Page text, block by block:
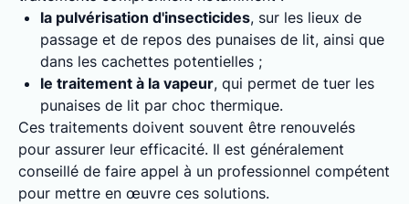
la pulvérisation d'insecticides, sur les lieux de
passage et de repos des punaises de lit, ainsi que
dans les cachettes potentielles ;
le traitement à la vapeur, qui permet de tuer les
punaises de lit par choc thermique.
Ces traitements doivent souvent être renouvelés
pour assurer leur efficacité. Il est généralement
conseillé de faire appel à un professionnel compétent
pour mettre en œuvre ces solutions.